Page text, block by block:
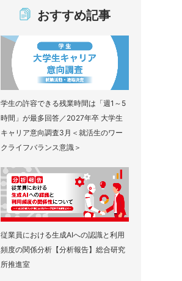
おすすめ記事
学生の許容できる残業時間は「週1～5
時間」が最多回答／2027年卒 大学生
キャリア意向調査3月＜就活生のワー
クライフバランス意識＞
従業員における生成AIへの認識と利用
頻度の関係分析【分析報告】総合研究
所推進室